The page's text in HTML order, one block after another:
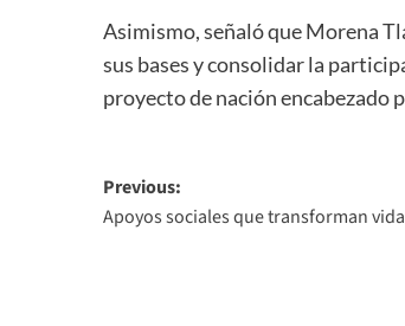
Asimismo, señaló que Morena
sus bases y consolidar la
proyecto de nación encabezado
Post
navigation
Previous:
Apoyos sociales que transforman